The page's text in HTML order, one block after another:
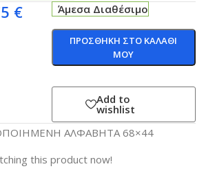
€ Άμεσα Διαθέσιμο
ΠΡΟΣΘΗΚΗ ΣΤΟ ΚΑΛΑΘΙ
ΜΟΥ
Add to
wishlist
ΑΛΦΑΒΗΤΑ 68×44
this product now!